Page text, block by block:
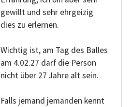
gewillt und sehr ehrgeizig
dies zu erlernen.
Wichtig ist, am Tag des Balles
am 4.02.27 darf die Person
nicht über 27 Jahre alt sein.
Falls jemand jemanden kennt